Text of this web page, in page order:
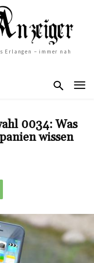
Erlangen – immer nah
0034: Was
wissen